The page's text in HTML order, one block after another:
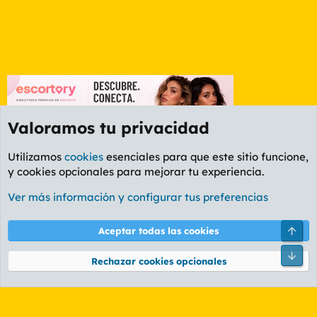
Foro General
Cookies
PL OLDSTYLE AMARILLO
Términos y reglas Política de privacidad Ayuda
Community platform by XenForo® © 2010-2026 XenForo Ltd.
Valoramos tu privacidad
Utilizamos cookies esenciales para que este sitio funcione,
y cookies opcionales para mejorar tu experiencia.
Ver más información y configurar tus preferencias
Aceptar todas las cookies
Rechazar cookies opcionales
Pie